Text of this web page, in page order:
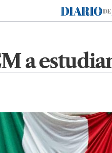
Diario de México
a